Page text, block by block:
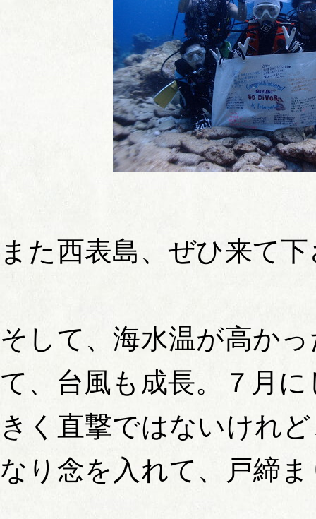
また西表島、ぜひ来て
そして、海水温が高か
て、台風も成長。７月
きく直撃ではないけれ
なり念を入れて、戸締